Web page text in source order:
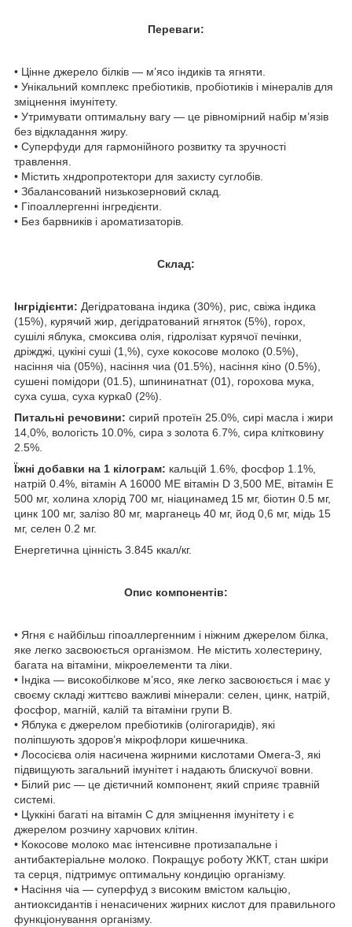
Переваги:
• Цінне джерело білків — м’ясо індиків та ягняти.
• Унікальний комплекс пребіотиків, пробіотиків і мінералів для
зміцнення імунітету.
• Утримувати оптимальну вагу — це рівномірний набір м’язів
без відкладання жиру.
• Суперфуди для гармонійного розвитку та зручності
травлення.
• Містить хндропротектори для захисту суглобів.
• Збалансований низькозерновий склад.
• Гіпоаллергенні інгредієнти.
• Без барвників і ароматизаторів.
Склад:
Інгрідієнти: Дегідратована індика (30%), рис, свіжа індика
(15%), курячий жир, дегідратований ягняток (5%), горох,
сушілі яблука, смоксива олія, гідролізат курячої печінки,
дріжджі, цукіні суші (1,%), сухе кокосове молоко (0.5%),
насіння чіа (05%), насіння чиа (01.5%), насіння кіно (0.5%),
сушені помідори (01.5), шпининатнат (01), горохова мука,
суха суша, суха курка0 (2%).
Питальні речовини: сирий протеїн 25.0%, сирі масла і жири
14,0%, вологість 10.0%, сира з золота 6.7%, сира клітковину
2.5%.
Їжні добавки на 1 кілограм: кальцій 1.6%, фосфор 1.1%,
натрій 0.4%, вітамін А 16000 МЕ вітамін D 3,500 МЕ, вітамін E
500 мг, холина хлорід 700 мг, ніацинамед 15 мг, біотин 0.5 мг,
цинк 100 мг, залізо 80 мг, марганець 40 мг, йод 0,6 мг, мідь 15
мг, селен 0.2 мг.
Енергетична цінність 3.845 ккал/кг.
Опис компонентів:
• Ягня є найбільш гіпоаллергенним і ніжним джерелом білка,
яке легко засвоюється організмом. Не містить холестерину,
багата на вітаміни, мікроелементи та ліки.
• Індіка — високобілкове м’ясо, яке легко засвоюється і має у
своєму складі життєво важливі мінерали: селен, цинк, натрій,
фосфор, магній, калій та вітаміни групи В.
• Яблука є джерелом пребіотиків (олігогаридів), які
поліпшують здоров’я мікрофлори кишечника.
• Лососієва олія насичена жирними кислотами Омега-3, які
підвищують загальний імунітет і надають блискучої вовни.
• Білий рис — це дієтичний компонент, який сприяє травній
системі.
• Цуккіні багаті на вітамін С для зміцнення імунітету і є
джерелом розчину харчових клітин.
• Кокосове молоко має інтенсивне протизапальне і
антибактеріальне молоко. Покращує роботу ЖКТ, стан шкіри
та серця, підтримує оптимальну кондицію організму.
• Насіння чіа — суперфуд з високим вмістом кальцію,
антиоксидантів і ненасичених жирних кислот для правильного
функціонування організму.